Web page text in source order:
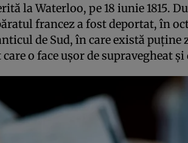
la Waterloo, pe 18 iunie 1815.
francez a fost deportat, în
de Sud, în care există puţine
o face uşor de supravegheat şi